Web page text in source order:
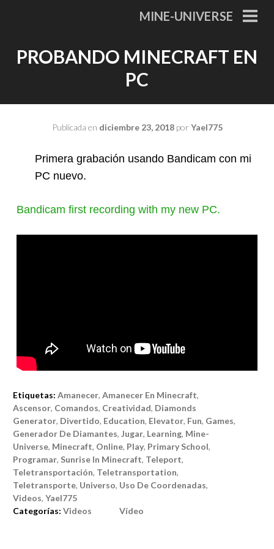
MINE-UNIVERSE
PROBANDO MINECRAFT EN
PC
Publicada en diciembre 23, 2018por Yael775
Primera grabación usando Bandicam con mi
PC nuevo.
Bandicam first recording with my new PC.
Etiquetas: Amanecer, Amanecer En Minecraft,
Ascensor, Comandos, Creatividad, Diamonds
Generator, Divertido, Education, Elevator, Fun, Games,
Generador De Diamantes, Jugar, Learning, Mine-
Universe, Minecraft, Online, Play, Primary School,
Programar, Sunrise In Minecraft, Teleport,
Teletransportación, Teletransportation,
Teletransporte, Universo, Uso De Coordenadas,
Videos, Yael775
Categorías: Videos Vídeo